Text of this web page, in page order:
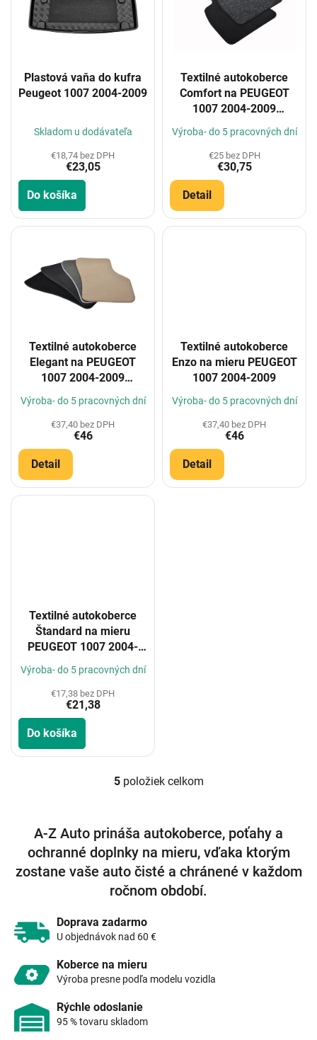
Plastová vaňa do kufra
Peugeot 1007 2004-2009
Skladom u dodávateľa
€18,74 bez DPH
€23,05
Do košíka
Textilné autokoberce
Comfort na PEUGEOT
1007 2004-2009
(Konfigurátor)
Výroba- do 5 pracovných dní
€25 bez DPH
€30,75
Detail
Textilné autokoberce
Elegant na PEUGEOT
1007 2004-2009
(Konfigurátor)
Výroba- do 5 pracovných dní
€37,40 bez DPH
€46
Detail
Textilné autokoberce
Enzo na mieru PEUGEOT
1007 2004-2009
Výroba- do 5 pracovných dní
€37,40 bez DPH
€46
Detail
Textilné autokoberce
Štandard na mieru
PEUGEOT 1007 2004-
Výroba- do 5 pracovných dní
€17,38 bez DPH
€21,38
Do košíka
O
á
d
a
c
i
e
v
5položiek celkom
A-Z Auto prináša autokoberce, poťahy a
ochranné doplnky na mieru, vďaka ktorým
zostane vaše auto čisté a chránené v každom
ročnom období.
Doprava zadarmo
U objednávok nad 60 €
Koberce na mieru
Výroba presne podľa modelu vozidla
Rýchle odoslanie
95 % tovaru skladom